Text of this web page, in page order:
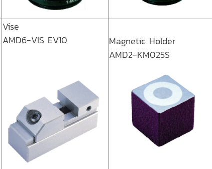
Vise
AMD6-VIS EV10
Magnetic Holder
AMD2-KM025S